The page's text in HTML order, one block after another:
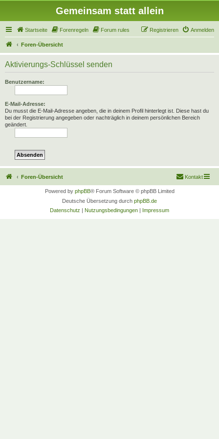
Gemeinsam statt allein
Startseite Forenregeln Forum rules Anmelden
Registrieren
Foren-Übersicht
Aktivierungs-Schlüssel senden
Benutzername:
E-Mail-Adresse:
Du musst die E-Mail-Adresse angeben, die in deinem Profil hinterlegt ist. Diese hast du
bei der Registrierung angegeben oder nachträglich in deinem persönlichen Bereich
geändert.
Foren-Übersicht Kontakt
Powered by phpBB® Forum Software © phpBB Limited
Deutsche Übersetzung durch phpBB.de
Datenschutz | Nutzungsbedingungen | Impressum